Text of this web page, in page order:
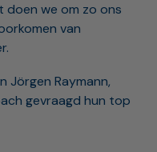
doen we om zo ons
van
Jörgen Raymann,
gevraagd hun top